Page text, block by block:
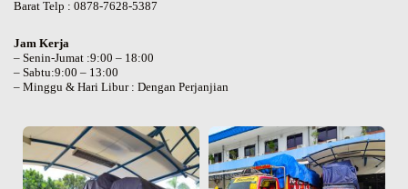
Barat Telp : 0878-7628-5387
Jam Kerja
– Senin-Jumat :9:00 – 18:00
– Sabtu:9:00 – 13:00
– Minggu & Hari Libur : Dengan Perjanjian